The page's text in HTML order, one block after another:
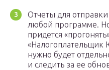
Отчеты для
любой программе.
придется
«Налогоплательщик
нужно будет
и следить за ее